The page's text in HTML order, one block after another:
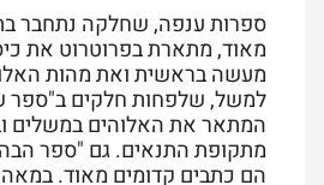
ספרות ענפה, שחלקה נתחבר
מאוד, מתארת בפרוטרוט את
מעשה בראשית ואת מהות
למשל, שלפחות חלקים ב"ספר
המתאר את האלוהים במשלים
מתקופת התנאים. גם "ספר